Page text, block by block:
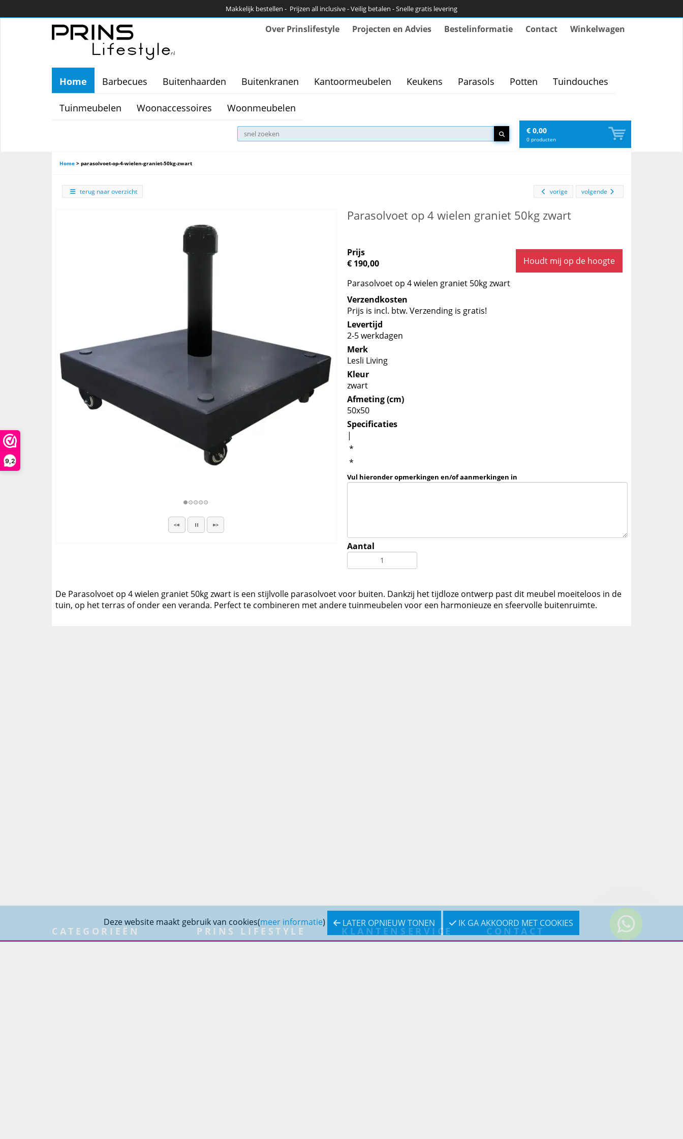
9,2
Makkelijk bestellen - Prijzen all inclusive - Veilig betalen - Snelle gratis levering
Over Prinslifestyle Projecten en Advies Bestelinformatie Contact Winkelwagen
Home Barbecues Buitenhaarden Buitenkranen Kantoormeubelen Keukens Parasols Potten Tuindouches
Tuinmeubelen Woonaccessoires Woonmeubelen
€ 0,00
0 producten
Home > parasolvoet-op-4-wielen-graniet-50kg-zwart
terug naar overzicht volgende
vorige
Parasolvoet op 4 wielen graniet 50kg zwart
Prijs
€ 190,00
Houdt mij op de hoogte
Parasolvoet op 4 wielen graniet 50kg zwart
Verzendkosten
Prijs is incl. btw. Verzending is gratis!
Levertijd
2-5 werkdagen
Merk
Lesli Living
Kleur
zwart
Afmeting (cm)
50x50
Specificaties
|
*
*
Vul hieronder opmerkingen en/of aanmerkingen in
Aantal
De Parasolvoet op 4 wielen graniet 50kg zwart is een stijlvolle parasolvoet voor buiten. Dankzij het tijdloze ontwerp past dit meubel moeiteloos in de
tuin, op het terras of onder een veranda. Perfect te combineren met andere tuinmeubelen voor een harmonieuze en sfeervolle buitenruimte.
Deze website maakt gebruik van cookies(meer informatie) LATER OPNIEUW TONEN IK GA AKKOORD MET COOKIES
CATEGORIEËN PRINS LIFESTYLE KLANTENSERVICE CONTACT